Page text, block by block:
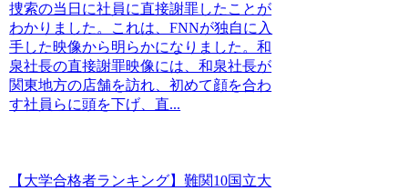
捜索の当日に社員に直接謝罪したことが
わかりました。これは、FNNが独自に入
手した映像から明らかになりました。和
泉社長の直接謝罪映像には、和泉社長が
関東地方の店舗を訪れ、初めて顔を合わ
す社員らに頭を下げ、直...
【大学合格者ランキング】難関10国立大